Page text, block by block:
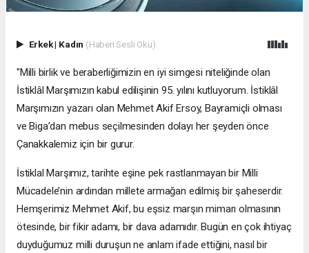
Erkek| Kadın (Haberi Sesli Oku)
"Milli birlik ve beraberliğimizin en iyi simgesi niteliğinde olan
İstiklâl Marşımızın kabul edilişinin 95. yılını kutluyorum. İstiklâl
Marşımızın yazarı olan Mehmet Akif Ersoy, Bayramiçli olması
ve Biga’dan mebus seçilmesinden dolayı her şeyden önce
Çanakkalemiz için bir gurur.
İstiklal Marşımız, tarihte eşine pek rastlanmayan bir Milli
Mücadele’nin ardından millete armağan edilmiş bir şaheserdir.
Hemşerimiz Mehmet Akif, bu eşsiz marşın mimarı olmasının
ötesinde, bir fikir adamı, bir dava adamıdır. Bugün en çok ihtiyaç
duyduğumuz milli duruşun ne anlam ifade ettiğini, nasıl bir